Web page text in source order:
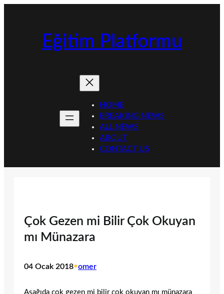
Eğitim Platformu
HOME
BREAKING NEWS
ALL NEWS
ABOUT
CONTACT US
Çok Gezen mi Bilir Çok Okuyan
mı Münazara
04 Ocak 2018•omer
Aşağıda çok gezen mi bilir çok okuyan mı münazara